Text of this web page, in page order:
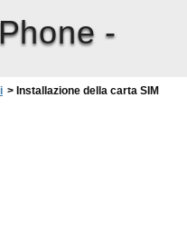
-
> Installazione della carta SIM